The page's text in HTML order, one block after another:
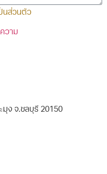
นส่วนตัว
วาม
ง จ.ชลบุรี 20150